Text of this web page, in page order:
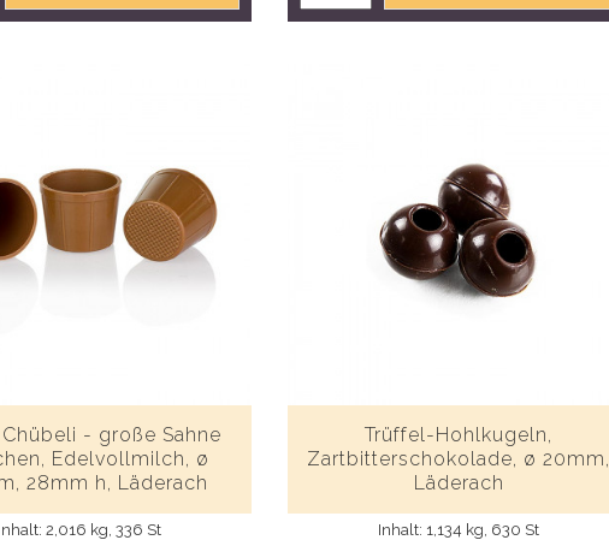
- große Sahne
Edelvollmilch, ø
28mm h, Läderach
2,016 kg, 336 St
Trüffel-Hohlkugeln,
Zartbitterschokolade, ø 20mm,
Läderach
Inhalt: 1,134 kg, 630 St